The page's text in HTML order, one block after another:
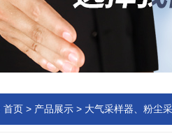
首页 > 产品展示 > 大气采样器、粉尘